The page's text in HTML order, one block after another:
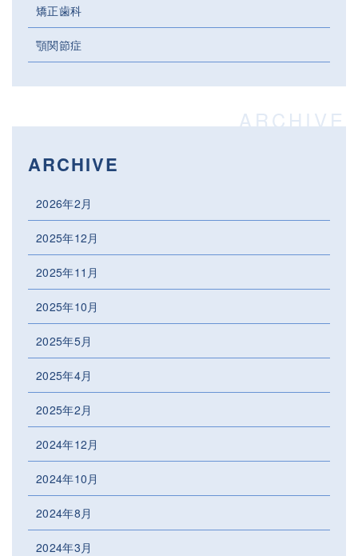
矯正歯科
顎関節症
ARCHIVE
2026年2月
2025年12月
2025年11月
2025年10月
2025年5月
2025年4月
2025年2月
2024年12月
2024年10月
2024年8月
2024年3月